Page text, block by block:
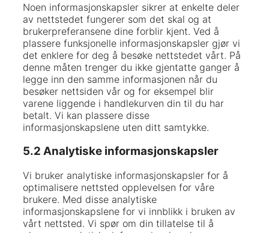
Noen informasjonskapsler sikrer at enkelte deler
av nettstedet fungerer som det skal og at
brukerpreferansene dine forblir kjent. Ved å
plassere funksjonelle informasjonskapsler gjør vi
det enklere for deg å besøke nettstedet vårt. På
denne måten trenger du ikke gjentatte ganger å
legge inn den samme informasjonen når du
besøker nettsiden vår og for eksempel blir
varene liggende i handlekurven din til du har
betalt. Vi kan plassere disse
informasjonskapslene uten ditt samtykke.
5.2 Analytiske informasjonskapsler
Vi bruker analytiske informasjonskapsler for å
optimalisere nettsted opplevelsen for våre
brukere. Med disse analytiske
informasjonskapslene for vi innblikk i bruken av
vårt nettsted. Vi spør om din tillatelse til å